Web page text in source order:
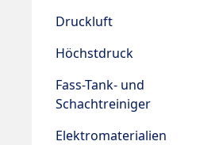
Druckluft
Höchstdruck
Fass-Tank- und
Schachtreiniger
Elektromaterialien